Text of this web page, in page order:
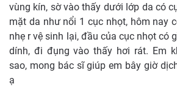
vùng kín, sờ vào thấy dưới lớp da có
mặt da như nổi 1 cục nhọt, hôm nay
nhẹ r vệ sinh lại, đầu của cục nhọt có
dính, đi đụng vào thấy hơi rát. Em
sao, mong bác sĩ giúp em bây giờ
ạ